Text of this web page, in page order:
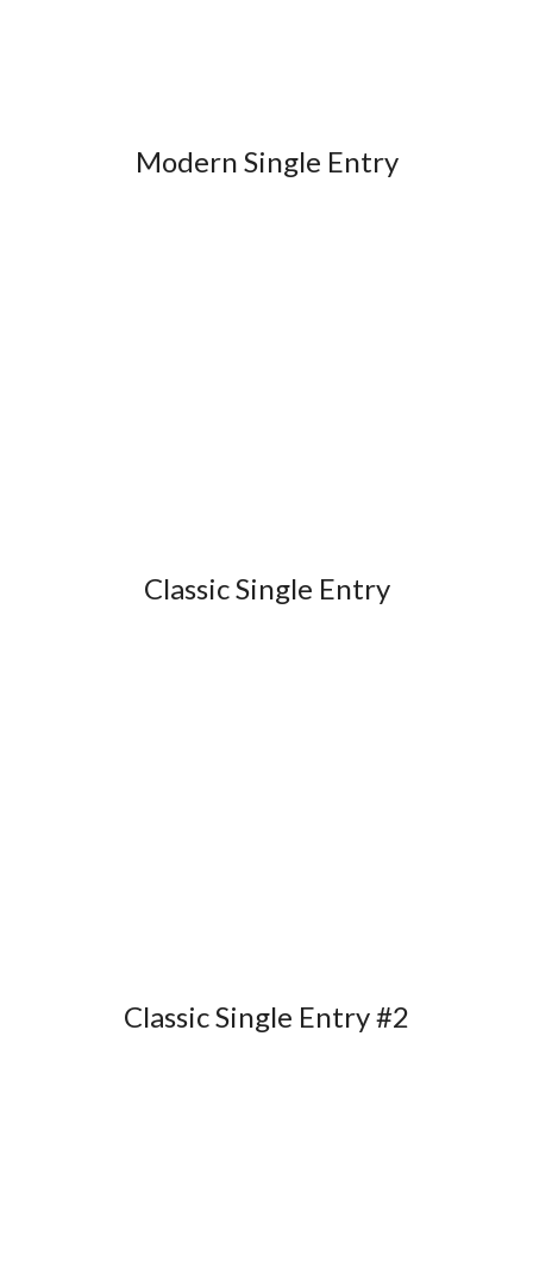
Modern Single Entry
Classic Single Entry
Classic Single Entry #2